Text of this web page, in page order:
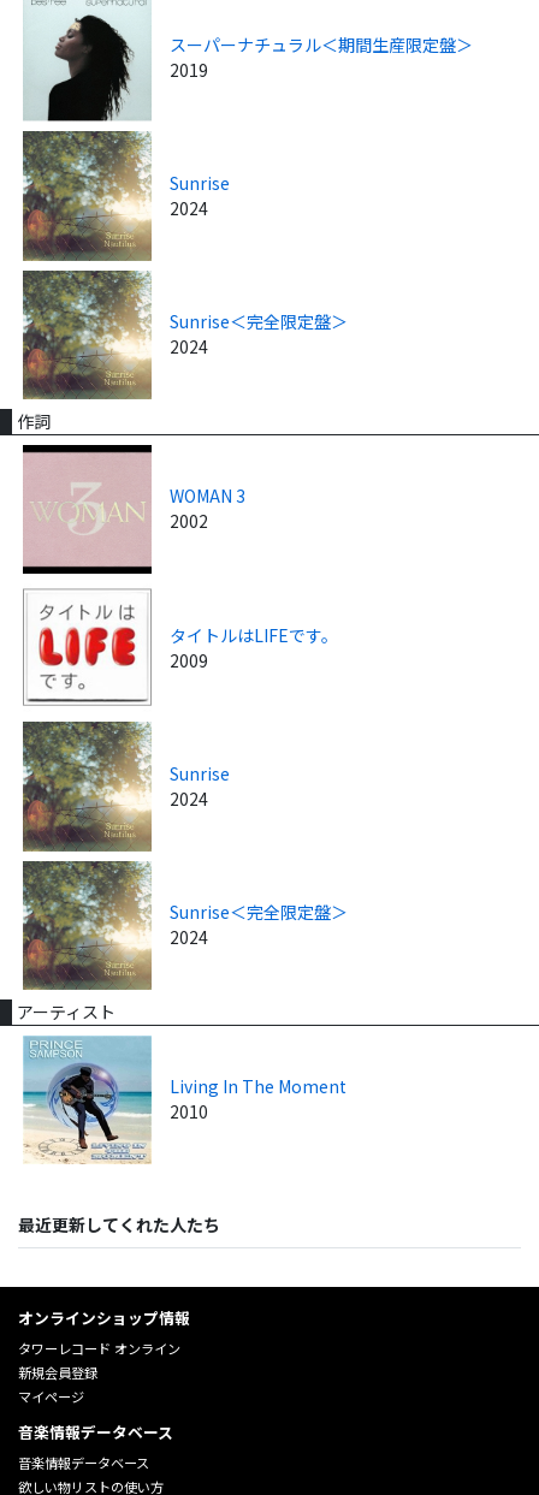
スーパーナチュラル＜期間生産限定盤＞
2019
Sunrise
2024
Sunrise＜完全限定盤＞
2024
作詞
WOMAN 3
2002
タイトルはLIFEです。
2009
Sunrise
2024
Sunrise＜完全限定盤＞
2024
アーティスト
Living In The Moment
2010
最近更新してくれた人たち
オンラインショップ情報
タワーレコード オンライン
新規会員登録
マイページ
音楽情報データベース
音楽情報データベース
欲しい物リストの使い方